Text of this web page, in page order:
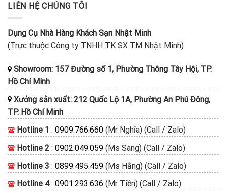
LIÊN HỆ CHÚNG TÔI
Dụng Cụ Nhà Hàng Khách Sạn Nhật Minh
(Trực thuộc Công ty TNHH TK SX TM Nhật Minh)
Showroom: 157 Đường số 1, Phường Thông Tây Hội, TP.
Hồ Chí Minh
Xưởng sản xuất: 212 Quốc Lộ 1A, Phường An Phú Đông,
TP. Hồ Chí Minh
Hotline 1 : 0909.766.660 (Mr Nghĩa) (Call / Zalo)
Hotline 2 : 0902.049.059 (Ms Sang) (Call / Zalo)
Hotline 3 : 0899.495.459 (Ms Hằng) (Call / Zalo)
Hotline 4: 0901.293.636 (Mr Tiền) (Call / Zalo)